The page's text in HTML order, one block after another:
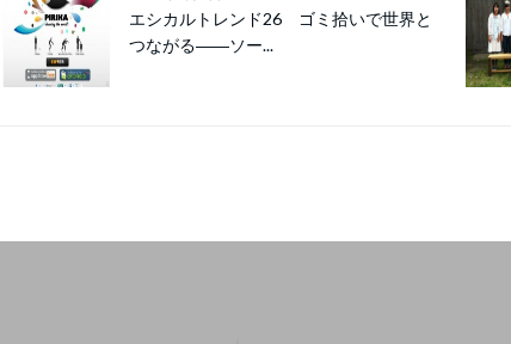
エシカルトレンド26 ゴミ拾いで世界と
つながる――ソー...